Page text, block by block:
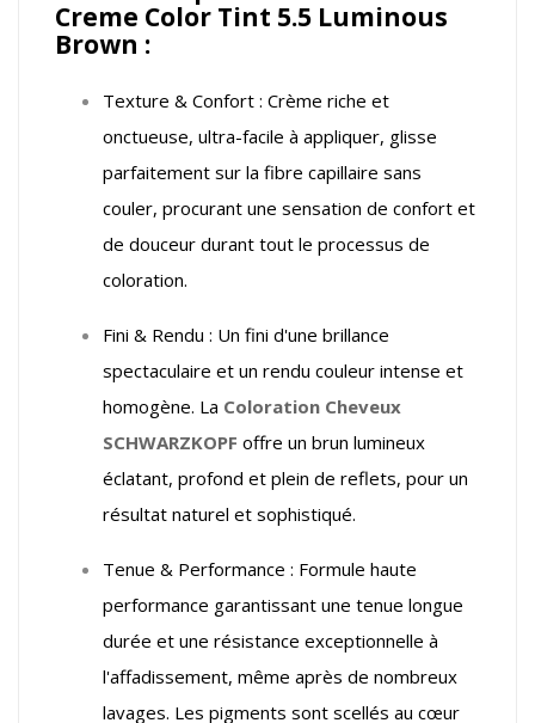
Creme Color Tint 5.5 Luminous
Brown :
Texture & Confort : Crème riche et
onctueuse, ultra-facile à appliquer, glisse
parfaitement sur la fibre capillaire sans
couler, procurant une sensation de confort et
de douceur durant tout le processus de
coloration.
Fini & Rendu : Un fini d'une brillance
spectaculaire et un rendu couleur intense et
homogène. La Coloration Cheveux
SCHWARZKOPF offre un brun lumineux
éclatant, profond et plein de reflets, pour un
résultat naturel et sophistiqué.
Tenue & Performance : Formule haute
performance garantissant une tenue longue
durée et une résistance exceptionnelle à
l'affadissement, même après de nombreux
lavages. Les pigments sont scellés au cœur